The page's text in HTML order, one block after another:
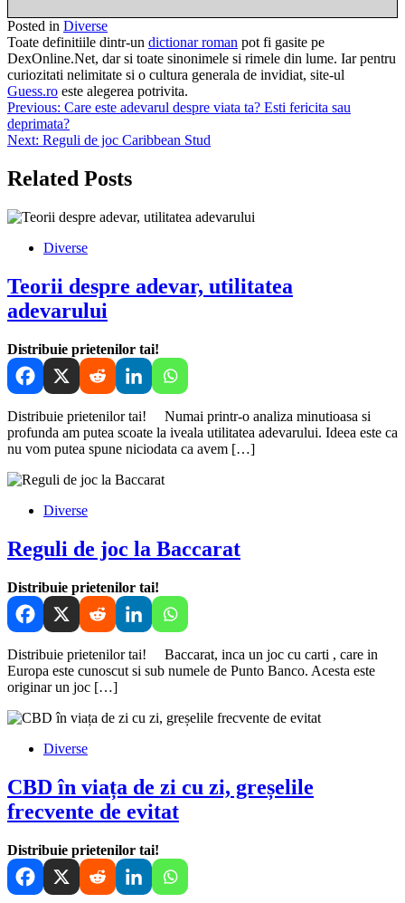
Posted in Diverse
Toate definitiile dintr-un dictionar roman pot fi gasite pe
DexOnline.Net, dar si toate sinonimele si rimele din lume. Iar pentru
curiozitati nelimitate si o cultura generala de invidiat, site-ul
Guess.ro este alegerea potrivita.
Navigare
în
Previous: Care este adevarul despre viata ta? Esti fericita sau
deprimata?
Next: Reguli de joc Caribbean Stud
Related Posts
Diverse
Teorii despre adevar, utilitatea
adevarului
Distribuie prietenilor tai!
Distribuie prietenilor tai! Numai printr-o analiza minutioasa si
profunda am putea scoate la iveala utilitatea adevarului. Ideea este ca
nu vom putea spune niciodata ca avem […]
Diverse
Reguli de joc la Baccarat
Distribuie prietenilor tai!
Distribuie prietenilor tai! Baccarat, inca un joc cu carti , care in
Europa este cunoscut si sub numele de Punto Banco. Acesta este
originar un joc […]
Diverse
CBD în viața de zi cu zi, greșelile
frecvente de evitat
Distribuie prietenilor tai!